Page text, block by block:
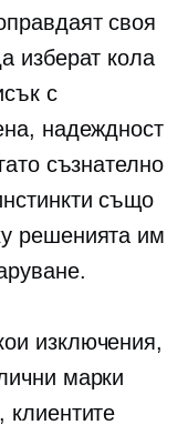
своя
изберат кола
с
надеждност
съзнателно
също
решенията им
изключения,
марки
клиентите